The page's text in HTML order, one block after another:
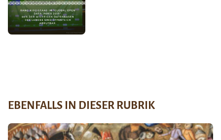
EBENFALLS IN DIESER RUBRIK